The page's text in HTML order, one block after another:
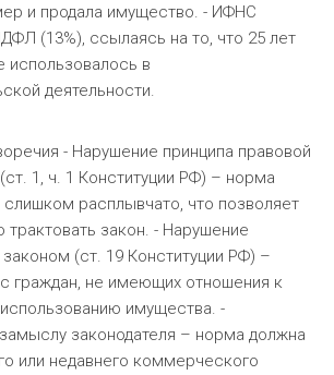
и продала имущество. - ИФНС
(13%), ссылаясь на то, что 25 лет
использовалось в
деятельности.
- Нарушение принципа правовой
1, ч. 1 Конституции РФ) – норма
расплывчато, что позволяет
закон. - Нарушение
(ст. 19 Конституции РФ) –
граждан, не имеющих отношения к
имущества. -
законодателя – норма должна
или недавнего коммерческого